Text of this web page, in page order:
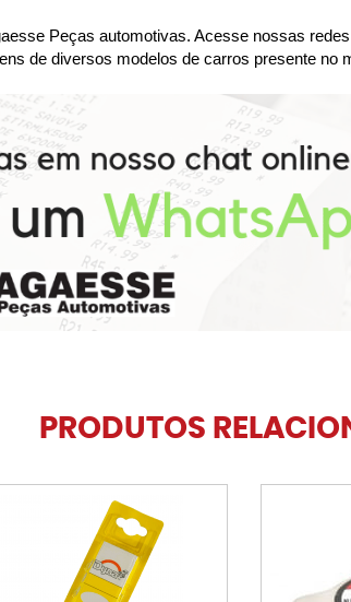
Peças automotivas. Acesse nossas
de diversos modelos de carros presente no
PRODUTOS